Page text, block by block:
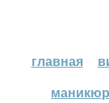
главная